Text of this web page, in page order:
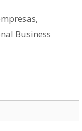
,
Business